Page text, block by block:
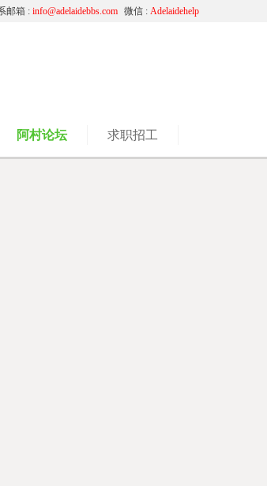
微信 : Adelaidehelp
邮箱 : info@adelaidebbs.com
阿村论坛 求职招工